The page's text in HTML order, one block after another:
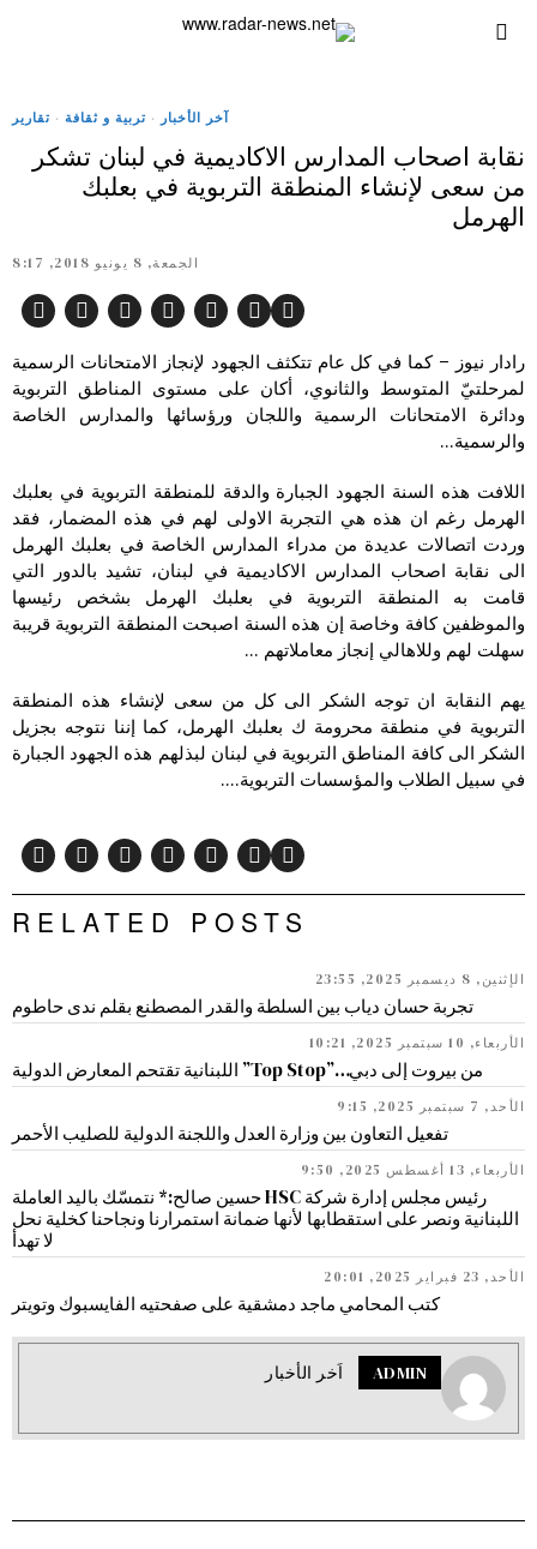
آخر الأخبار · تربية و ثقافة · تقارير
نقابة اصحاب المدارس الاكاديمية في لبنان تشكر
من سعى لإنشاء المنطقة التربوية في بعلبك
الهرمل
الجمعة, 8 يونيو 2018, 8:17
رادار نيوز – كما في كل عام تتكثف الجهود لإنجاز الامتحانات الرسمية
لمرحلتيّ المتوسط والثانوي، أكان على مستوى المناطق التربوية
ودائرة الامتحانات الرسمية واللجان ورؤسائها والمدارس الخاصة
والرسمية…
اللافت هذه السنة الجهود الجبارة والدقة للمنطقة التربوية في بعلبك
الهرمل رغم ان هذه هي التجربة الاولى لهم في هذه المضمار، فقد
وردت اتصالات عديدة من مدراء المدارس الخاصة في بعلبك الهرمل
الى نقابة اصحاب المدارس الاكاديمية في لبنان، تشيد بالدور التي
قامت به المنطقة التربوية في بعلبك الهرمل بشخص رئيسها
والموظفين كافة وخاصة إن هذه السنة اصبحت المنطقة التربوية قريبة
سهلت لهم وللاهالي إنجاز معاملاتهم …
يهم النقابة ان توجه الشكر الى كل من سعى لإنشاء هذه المنطقة
التربوية في منطقة محرومة ك بعلبك الهرمل، كما إننا نتوجه بجزيل
الشكر الى كافة المناطق التربوية في لبنان لبذلهم هذه الجهود الجبارة
في سبيل الطلاب والمؤسسات التربوية….
RELATED POSTS
الإثنين, 8 ديسمبر 2025, 23:55
تجربة حسان دياب بين السلطة والقدر المصطنع بقلم ندى حاطوم
الأربعاء, 10 سبتمبر 2025, 10:21
من بيروت إلى دبي…”Top Stop” اللبنانية تقتحم المعارض الدولية
الأحد, 7 سبتمبر 2025, 9:15
تفعيل التعاون بين وزارة العدل واللجنة الدولية للصليب الأحمر
الأربعاء, 13 أغسطس 2025, 9:50
رئيس مجلس إدارة شركة HSC حسين صالح:* نتمسّك باليد العاملة
اللبنانية ونصر على استقطابها لأنها ضمانة استمرارنا ونجاحنا كخلية نحل
لا تهدأ
الأحد, 23 فبراير 2025, 20:01
كتب المحامي ماجد دمشقية على صفحتيه الفايسبوك وتويتر
ADMIN اَخر الأخبار